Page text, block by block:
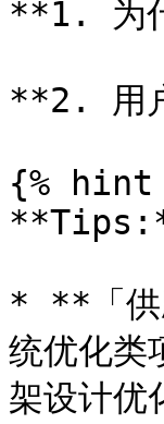
**1. 为
**2. 用
{% hint
* **「供
统优化类
架设计优